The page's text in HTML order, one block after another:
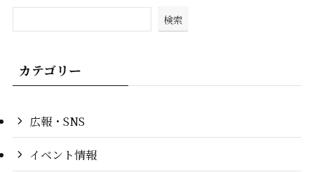
検索
カテゴリー
広報・SNS
イベント情報